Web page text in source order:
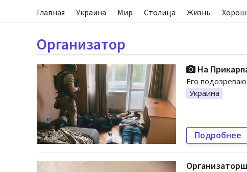
Главная Украина Мир Столица Жизнь
Организатор
На
Его
Украина
Подробнее